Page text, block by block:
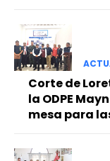
Corte de
la ODPE
mesa para